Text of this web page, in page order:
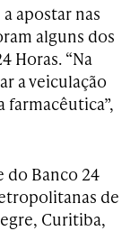
apostar nas
alguns dos
Horas. “Na
a veiculação
farmacêutica”,
do Banco 24
de
Curitiba,